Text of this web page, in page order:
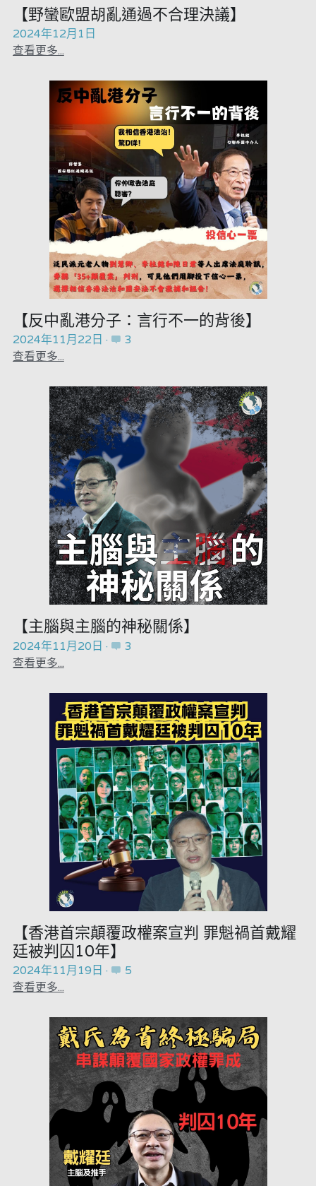
【野蠻歐盟胡亂通過不合理決議】
2024年12月1日
查看更多...
【反中亂港分子：言行不一的背後】
2024年11月22日 ·
3
查看更多...
【主腦與主腦的神秘關係】
2024年11月20日 ·
3
查看更多...
【香港首宗顛覆政權案宣判 罪魁禍首戴耀
廷被判囚10年】
2024年11月19日 ·
5
查看更多...